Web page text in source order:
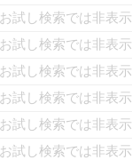
お試し検索では非表示
お試し検索では非表示
お試し検索では非表示
お試し検索では非表示
お試し検索では非表示
お試し検索では非表示